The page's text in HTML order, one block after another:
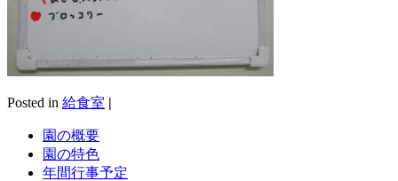
Posted in 給食室 |
園の概要
園の特色
年間行事予定